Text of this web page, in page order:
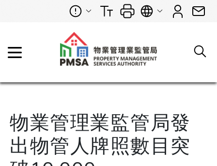
物業管理業監管局發
出物管人牌照數目突